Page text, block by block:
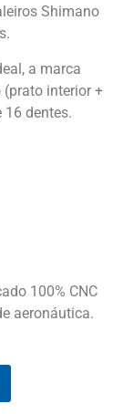
Shimano
a marca
interior +
dentes.
100% CNC
aeronáutica.